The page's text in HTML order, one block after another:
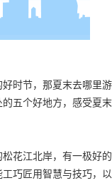
时节，那夏末去哪里游
五个好地方，感受夏末
花江北岸，有一极好的
巧匠用智慧与技巧，以